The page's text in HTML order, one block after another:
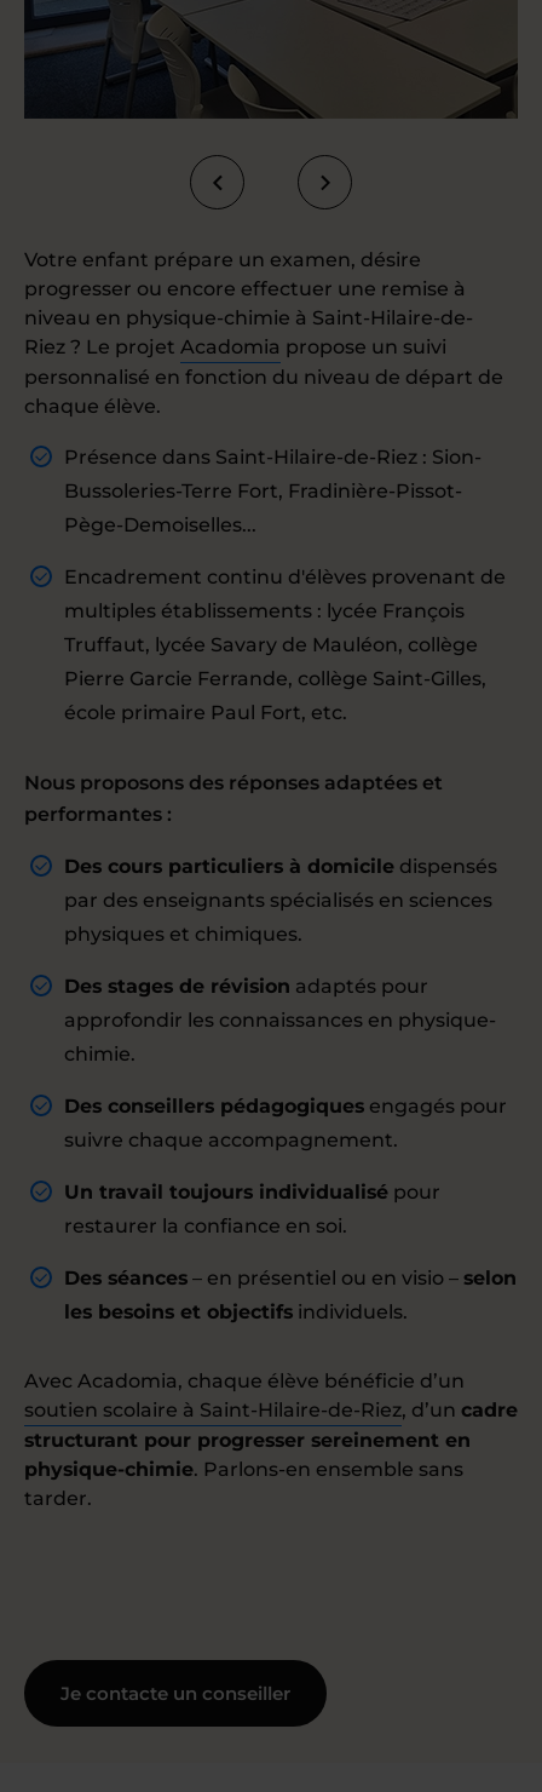
Votre enfant prépare un examen, désire
progresser ou encore effectuer une remise à
niveau en physique-chimie à Saint-Hilaire-de-
Riez ? Le projet Acadomia propose un suivi
personnalisé en fonction du niveau de départ de
chaque élève.
Présence dans Saint-Hilaire-de-Riez : Sion-
Bussoleries-Terre Fort, Fradinière-Pissot-
Pège-Demoiselles...
Encadrement continu d'élèves provenant de
multiples établissements : lycée François
Truffaut, lycée Savary de Mauléon, collège
Pierre Garcie Ferrande, collège Saint-Gilles,
école primaire Paul Fort, etc.
Nous proposons des réponses adaptées et
performantes :
Des cours particuliers à domicile dispensés
par des enseignants spécialisés en sciences
physiques et chimiques.
Des stages de révision adaptés pour
approfondir les connaissances en physique-
chimie.
Des conseillers pédagogiques engagés pour
suivre chaque accompagnement.
Un travail toujours individualisé pour
restaurer la confiance en soi.
Des séances – en présentiel ou en visio – selon
les besoins et objectifs individuels.
Avec Acadomia, chaque élève bénéficie d’un
soutien scolaire à Saint-Hilaire-de-Riez, d’un cadre
structurant pour progresser sereinement en
physique-chimie. Parlons-en ensemble sans
tarder.
Je contacte un conseiller